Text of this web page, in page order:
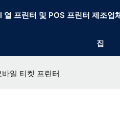
프린터 및 POS 프린터 제조업
집
바일 티켓 프린터